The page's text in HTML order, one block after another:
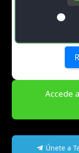
Accede
Únete a